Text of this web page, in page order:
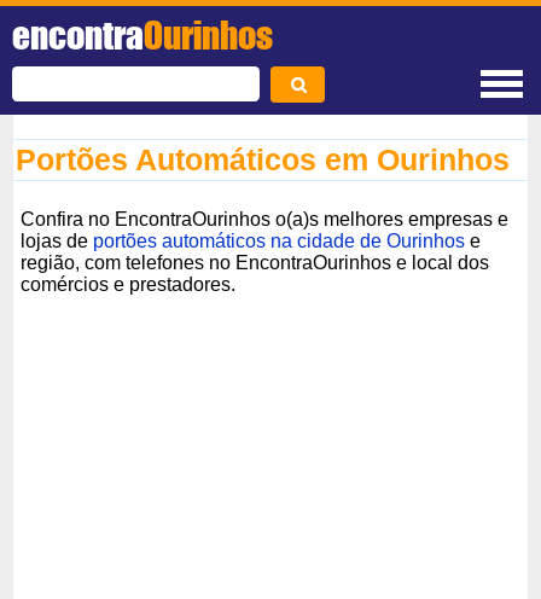
encontraOurinhos
Portões Automáticos em Ourinhos
Confira no EncontraOurinhos o(a)s melhores empresas e
lojas de portões automáticos na cidade de Ourinhos e
região, com telefones no EncontraOurinhos e local dos
comércios e prestadores.